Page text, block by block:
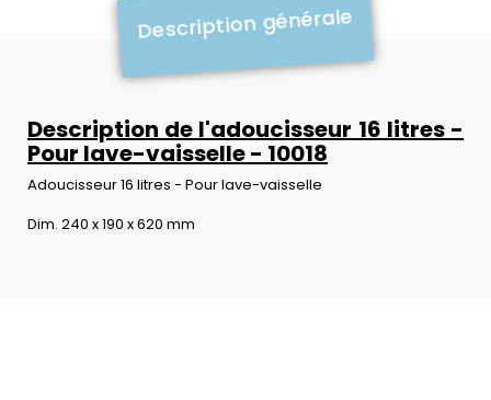
Description générale
Description de l'adoucisseur 16 litres -
Pour lave-vaisselle - 10018
Adoucisseur 16 litres - Pour lave-vaisselle
Dim. 240 x 190 x 620 mm